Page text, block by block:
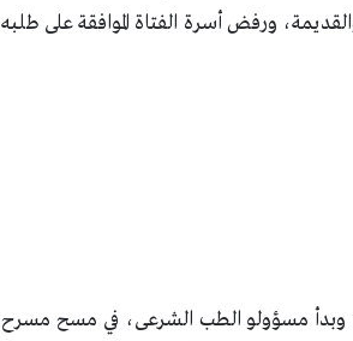
ورفض أسرة الفتاة الموافقة على طلبه
وبدأ مسؤولو الطب الشرعى، في مسح مسرح